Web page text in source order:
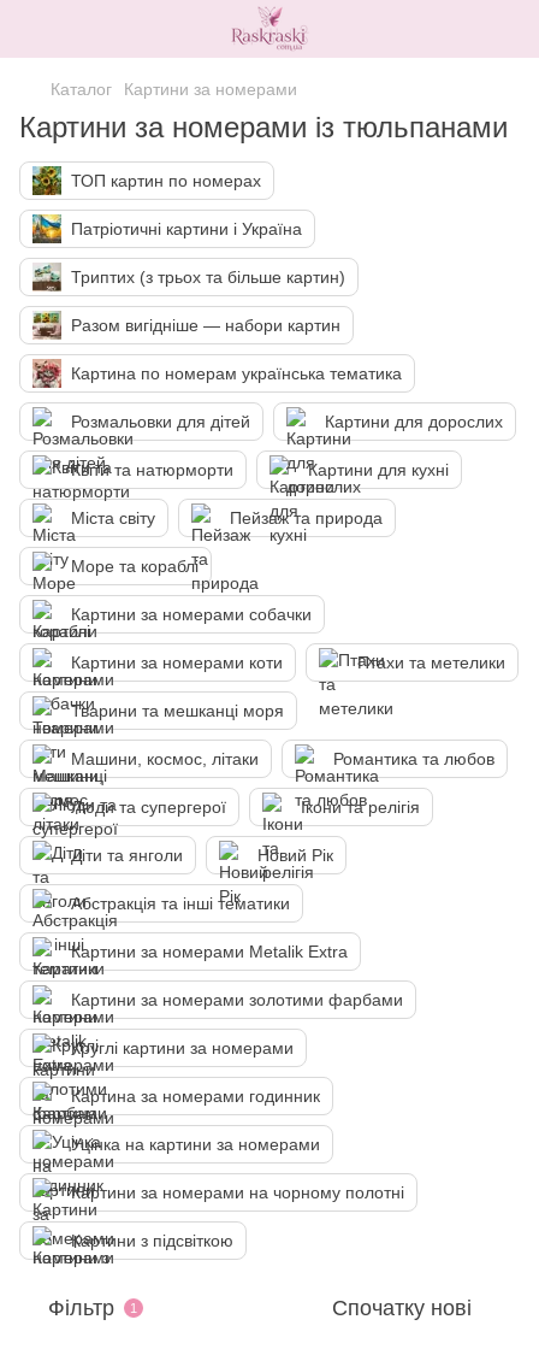
Каталог Картини за номерами
Картини за номерами із тюльпанами
ТОП картин по номерах
Патріотичні картини і Україна
Триптих (з трьох та більше картин)
Разом вигідніше — набори картин
Картина по номерам українська тематика
Розмальовки для дітей Картини для дорослих
Квіти та натюрморти Картини для кухні
Міста світу Пейзаж та природа
Море та кораблі
Картини за номерами собачки
Картини за номерами коти Птахи та метелики
Тварини та мешканці моря
Машини, космос, літаки Романтика та любов
Люди та супергерої Ікони та релігія
Діти та янголи Новий Рік
Абстракція та інші тематики
Картини за номерами Metalik Extra
Картини за номерами золотими фарбами
Круглі картини за номерами
Картина за номерами годинник
Уцінка на картини за номерами
Картини за номерами на чорному полотні
Картини з підсвіткою
Фільтр 1 Спочатку нові